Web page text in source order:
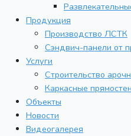
Продукция
Производство ЛСТК
Сэндвич-панели от
Услуги
Строительство
Каркасные
Объекты
Новости
Видеогалерея